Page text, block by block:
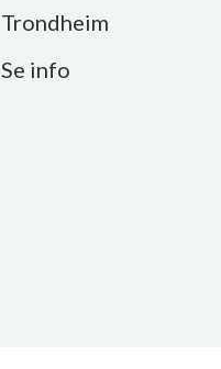
Trondheim
Se info